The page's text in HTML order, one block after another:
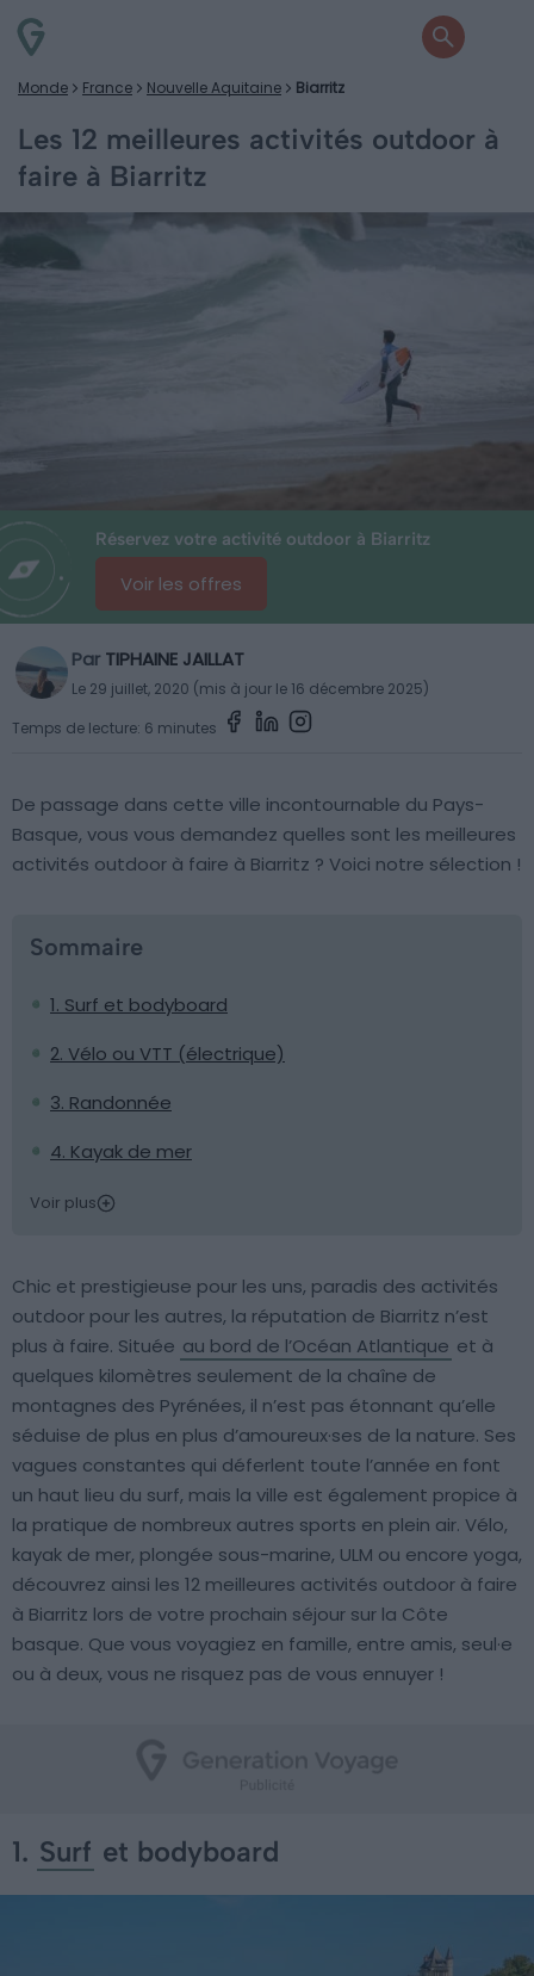
Monde France Nouvelle Aquitaine Biarritz
Les 12 meilleures activités outdoor à
faire à Biarritz
Réservez votre activité outdoor à Biarritz
Voir les offres
Par TIPHAINE JAILLAT
Le 29 juillet, 2020 (mis à jour le 16 décembre 2025)
Temps de lecture: 6 minutes
De passage dans cette ville incontournable du Pays-
Basque, vous vous demandez quelles sont les meilleures
activités outdoor à faire à Biarritz ? Voici notre sélection !
Sommaire
1. Surf et bodyboard
2. Vélo ou VTT (électrique)
3. Randonnée
4. Kayak de mer
Voir plus
Chic et prestigieuse pour les uns, paradis des activités
outdoor pour les autres, la réputation de Biarritz n’est
plus à faire. Située au bord de l’Océan Atlantique et à
quelques kilomètres seulement de la chaîne de
montagnes des Pyrénées, il n’est pas étonnant qu’elle
séduise de plus en plus d’amoureux·ses de la nature. Ses
vagues constantes qui déferlent toute l’année en font
un haut lieu du surf, mais la ville est également propice à
la pratique de nombreux autres sports en plein air. Vélo,
kayak de mer, plongée sous-marine, ULM ou encore yoga,
découvrez ainsi les 12 meilleures activités outdoor à faire
à Biarritz lors de votre prochain séjour sur la Côte
basque. Que vous voyagiez en famille, entre amis, seul·e
ou à deux, vous ne risquez pas de vous ennuyer !
1. Surf et bodyboard